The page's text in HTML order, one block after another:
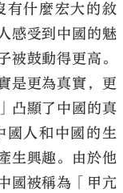
有什麼宏大的敘
感受到中國的魅
被鼓動得更高。
是更為真實，更
凸顯了中國的真
國人和中國的生
生興趣。由於他
國被稱為「甲亢